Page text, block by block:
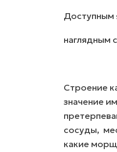
Доступным
наглядным
Строение
значение
сосуды,
какие